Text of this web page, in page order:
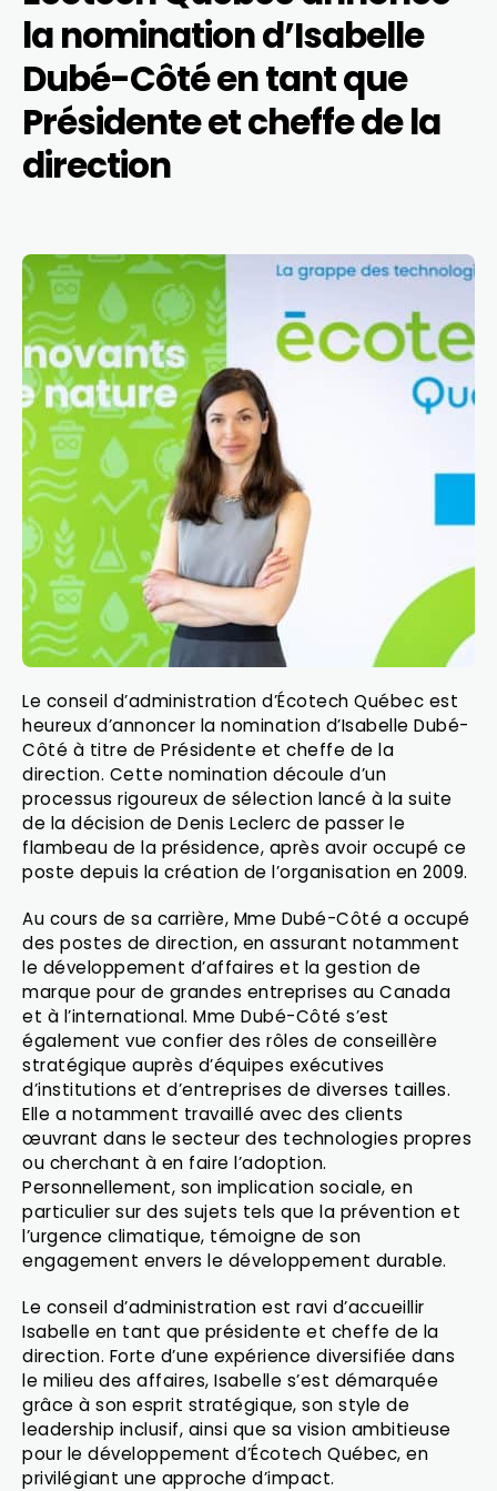
la nomination d’Isabelle
Dubé-Côté en tant que
Présidente et cheffe de la
direction
Le conseil d’administration d’Écotech Québec est
heureux d’annoncer la nomination d’Isabelle Dubé-
Côté à titre de Présidente et cheffe de la
direction. Cette nomination découle d’un
processus rigoureux de sélection lancé à la suite
de la décision de Denis Leclerc de passer le
flambeau de la présidence, après avoir occupé ce
poste depuis la création de l’organisation en 2009.
Au cours de sa carrière, Mme Dubé-Côté a occupé
des postes de direction, en assurant notamment
le développement d’affaires et la gestion de
marque pour de grandes entreprises au Canada
et à l’international. Mme Dubé-Côté s’est
également vue confier des rôles de conseillère
stratégique auprès d’équipes exécutives
d’institutions et d’entreprises de diverses tailles.
Elle a notamment travaillé avec des clients
œuvrant dans le secteur des technologies propres
ou cherchant à en faire l’adoption.
Personnellement, son implication sociale, en
particulier sur des sujets tels que la prévention et
l’urgence climatique, témoigne de son
engagement envers le développement durable.
Le conseil d’administration est ravi d’accueillir
Isabelle en tant que présidente et cheffe de la
direction. Forte d’une expérience diversifiée dans
le milieu des affaires, Isabelle s’est démarquée
grâce à son esprit stratégique, son style de
leadership inclusif, ainsi que sa vision ambitieuse
pour le développement d’Écotech Québec, en
privilégiant une approche d’impact.